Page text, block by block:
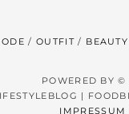
OUTFIT BEAUTY
POWERED BY
|
IMPRESSUM